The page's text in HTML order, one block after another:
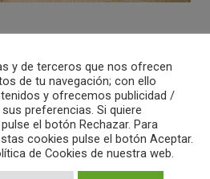
municipal «La Salera» jugarán los
Morvedre. Guillaume y sus
y el liderato tiene que afianzarse
San Vicente para evaluar sus
cadete, tienen que buscar otra
en la piscina municipal de
el partido; la mezcolanza entre
y de terceros que nos ofrecen
de tu navegación; con ello
y ofrecemos publicidad /
preferencias. Si quiere
el botón Rechazar. Para
cookies pulse el botón Aceptar.
de Cookies de nuestra web.